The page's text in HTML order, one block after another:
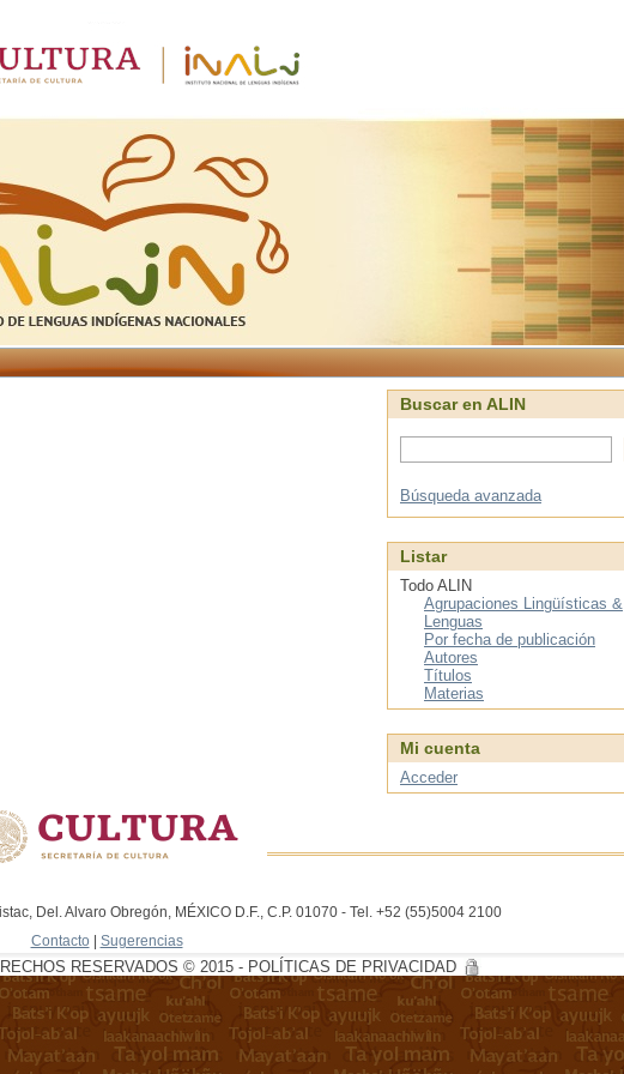
Buscar en ALIN
Búsqueda avanzada
Listar
Todo ALIN
Agrupaciones Lingüísticas &
Lenguas
Por fecha de publicación
Autores
Títulos
Materias
Mi cuenta
Acceder
Del. Alvaro Obregón, MÉXICO D.F., C.P. 01070 - Tel. +52 (55)5004 2100
Contacto | Sugerencias
RESERVADOS © 2015 - POLÍTICAS DE PRIVACIDAD